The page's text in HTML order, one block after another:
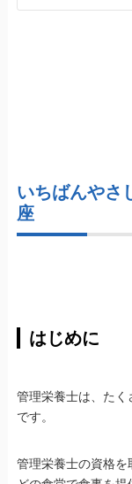
いちばんやさ
座
はじめに
管理栄養士は、た
です。
管理栄養士の資格を